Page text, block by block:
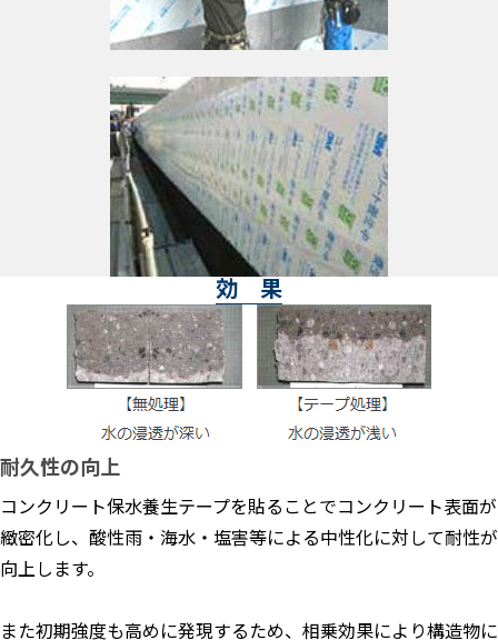
効 果
耐久性の向上
コンクリート保水養生テープを貼ることでコンクリート表面が
緻密化し、酸性雨・海水・塩害等による中性化に対して耐性が
向上します。
また初期強度も高めに発現するため、相乗効果により構造物に